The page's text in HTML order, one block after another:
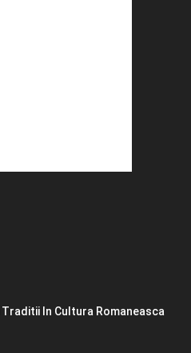
Traditii In Cultura Romaneasca